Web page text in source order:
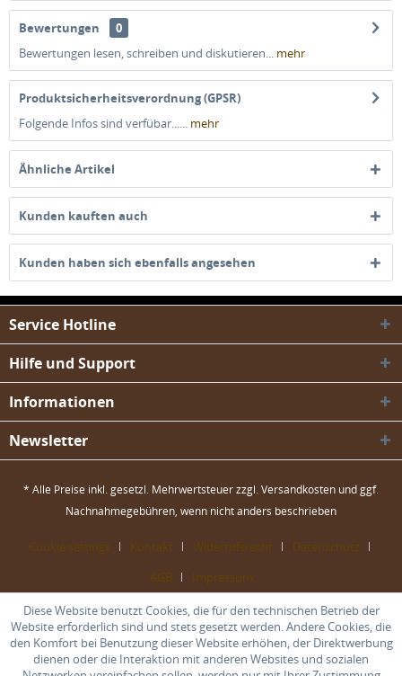
Bewertungen
0
Bewertungen lesen, schreiben und diskutieren... mehr
Produktsicherheitsverordnung (GPSR)
Folgende Infos sind verfübar...... mehr
Ähnliche Artikel
Kunden kauften auch
Kunden haben sich ebenfalls angesehen
Service Hotline
Hilfe und Support
Informationen
Newsletter
* Alle Preise inkl. gesetzl. Mehrwertsteuer zzgl.Versandkosten und ggf.
Nachnahmegebühren, wenn nicht anders beschrieben
Cookie settings Kontakt Widerrufsrecht
Datenschutz
AGB
Impressum
Diese Website benutzt Cookies, die für den technischen Betrieb der
Website erforderlich sind und stets gesetzt werden. Andere Cookies, die
den Komfort bei Benutzung dieser Website erhöhen, der Direktwerbung
dienen oder die Interaktion mit anderen Websites und sozialen